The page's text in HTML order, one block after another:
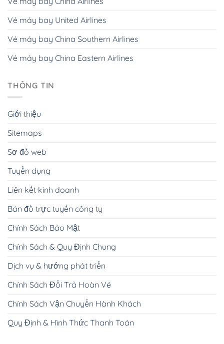
Vé máy bay United Airlines
Vé máy bay China Southern Airlines
Vé máy bay China Eastern Airlines
THÔNG TIN
Giới thiệu
Sitemaps
Sơ đồ web
Tuyển dụng
Liên kết kinh doanh
Bản đồ trực tuyến công ty
Chính Sách Bảo Mật
Chính Sách & Quy Định Chung
Dịch vụ & hướng phát triển
Chính Sách Đổi Trả Hoàn Vé
Chính Sách Vận Chuyển Hành Khách
Quy Định & Hình Thức Thanh Toán